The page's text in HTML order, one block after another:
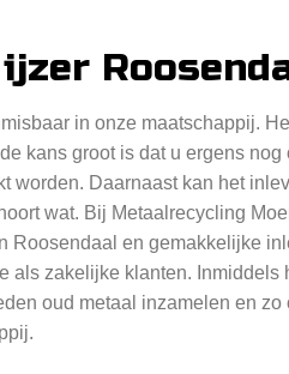
in onze maatschappij.
kans groot is dat u ergens
worden. Daarnaast kan het
wat. Bij Metaalrecycling
Roosendaal en gemakkelijke
als zakelijke klanten.
oud metaal inzamelen en